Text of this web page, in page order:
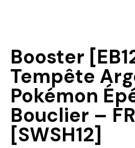
Booster
Tempête
Pokémon
Bouclier – FR
[SWSH12]